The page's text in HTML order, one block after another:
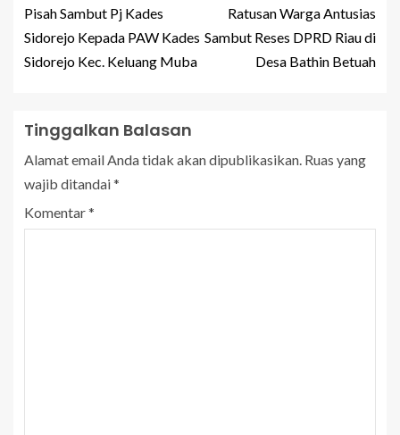
Pisah Sambut Pj Kades
Sidorejo Kepada PAW Kades
Sidorejo Kec. Keluang Muba
Ratusan Warga Antusias
Sambut Reses DPRD Riau di
Desa Bathin Betuah
Tinggalkan Balasan
Alamat email Anda tidak akan dipublikasikan. Ruas yang
wajib ditandai*
Komentar*